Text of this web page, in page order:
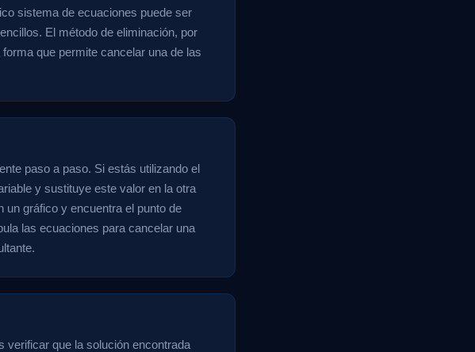
sistema de ecuaciones puede ser
El método de eliminación, por
que permite cancelar una de las
paso a paso. Si estás utilizando el
y sustituye este valor en la otra
un gráfico y encuentra el punto de
las ecuaciones para cancelar una
verificar que la solución encontrada